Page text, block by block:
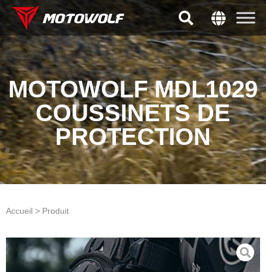
MOTOWOLF MDL1029
COUSSINETS DE
PROTECTION
Accueil > Produit